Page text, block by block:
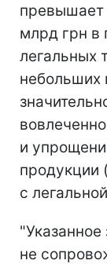
млрд грн в
легальных
небольших
и
продукции
с
"Указанное
не